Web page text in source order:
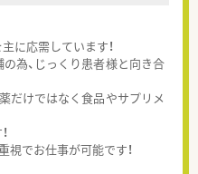
に応需しています！
為、じっくり患者様と向き合
だけではなく食品やサプリメ
視でお仕事が可能です！